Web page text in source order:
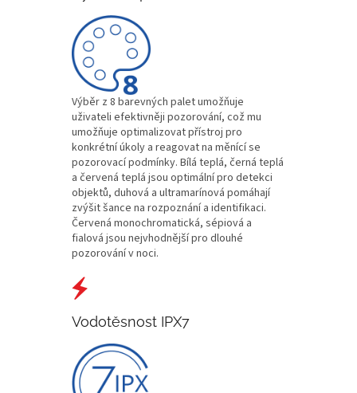
Výběr z 8 barevných palet umožňuje
uživateli efektivněji pozorování, což mu
umožňuje optimalizovat přístroj pro
konkrétní úkoly a reagovat na měnící se
pozorovací podmínky. Bílá teplá, černá teplá
a červená teplá jsou optimální pro detekci
objektů, duhová a ultramarínová pomáhají
zvýšit šance na rozpoznání a identifikaci.
Červená monochromatická, sépiová a
fialová jsou nejvhodnější pro dlouhé
pozorování v noci.
Vodotěsnost IPX7